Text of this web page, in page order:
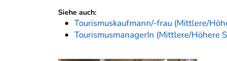
Siehe auch:
Tourismuskaufmann/-frau (Mittlere/
TourismusmanagerIn (Mittlere/Höhere